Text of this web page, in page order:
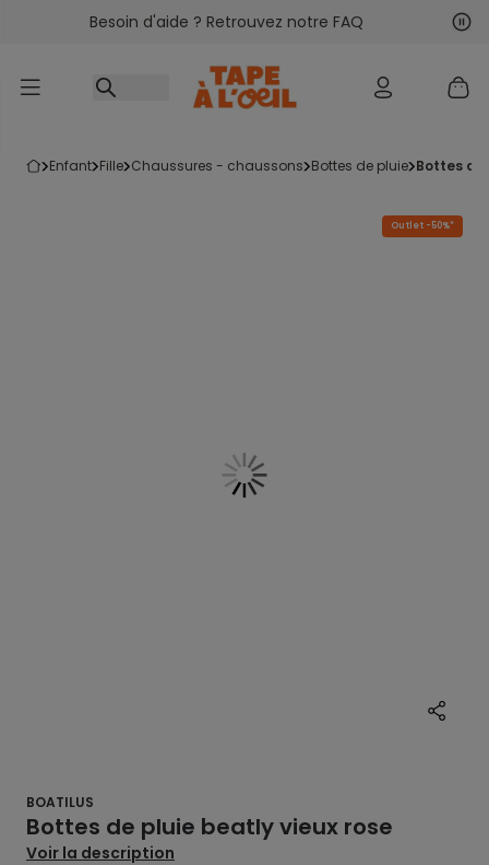
Accéder au contenu
Besoin d'aide ? Retrouvez notre FAQ
enfant fille chaussures - chaussons bottes de pluie bottes
Outlet -50%*
BOATILUS
Bottes de pluie beatly vieux rose
Voir la description